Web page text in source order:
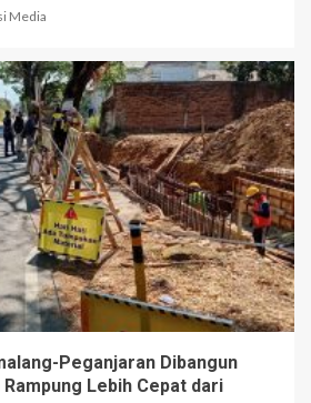
Media
Peganjaran Dibangun
Lebih Cepat dari